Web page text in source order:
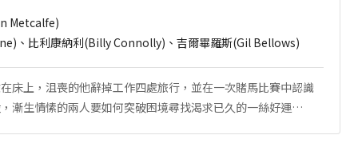
Metcalfe)
、比利康納利(Billy Connolly)、吉爾畢羅斯(Gil Bellows)
床上，沮喪的他辭掉工作四處旅行，並在一次賭馬比賽中認識
漸生情愫的兩人要如何突破困境尋找渴求已久的一絲好運…